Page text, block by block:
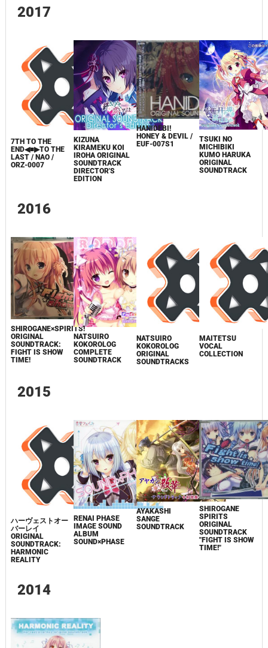
2017
7TH TO THE
END◀■▶TO THE
LAST / NAO /
ORZ-0007
KIZUNA
KIRAMEKU KOI
IROHA ORIGINAL
SOUNDTRACK
DIRECTOR'S
EDITION
HANIDEBI!
HONEY & DEVIL /
EUF-007S1
TSUKI NO
MICHIBIKI
KUMO HARUKA
ORIGINAL
SOUNDTRACK
2016
SHIROGANE×SPIRITS!
ORIGINAL
SOUNDTRACK:
FIGHT IS SHOW
TIME!
NATSUIRO
KOKOROLOG
COMPLETE
SOUNDTRACK
NATSUIRO
KOKOROLOG
ORIGINAL
SOUNDTRACKS
MAITETSU
VOCAL
COLLECTION
2015
ハーヴェストオー
バーレイ
ORIGINAL
SOUNDTRACK:
HARMONIC
REALITY
RENAI PHASE
IMAGE SOUND
ALBUM
SOUND×PHASE
AYAKASHI
SANGE
SOUNDTRACK
SHIROGANE
SPIRITS
ORIGINAL
SOUNDTRACK
"FIGHT IS SHOW
TIME!"
2014